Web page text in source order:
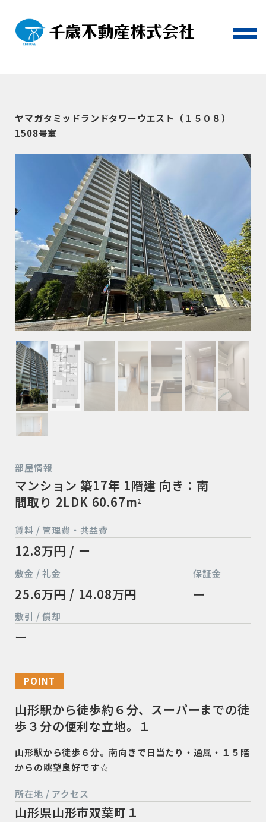
ヤマガタミッドランドタワーウエスト（１５０８）
1508号室
部屋情報
マンション 築17年 1階建 向き：南
間取り 2LDK 60.67m2
賃料 / 管理費・共益費
12.8万円 / ー
敷金 / 礼金
25.6万円 / 14.08万円
保証金
ー
敷引 / 償却
ー
POINT
山形駅から徒歩約６分、スーパーまでの徒
歩３分の便利な立地。１
山形駅から徒歩６分。南向きで日当たり・通風・１５階
からの眺望良好です☆
所在地 / アクセス
山形県山形市双葉町１